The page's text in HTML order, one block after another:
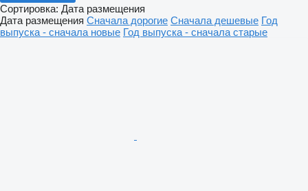
Сортировка: Дата размещения
Дата размещения Сначала дорогие Сначала дешевые Год
выпуска - сначала новые Год выпуска - сначала старые